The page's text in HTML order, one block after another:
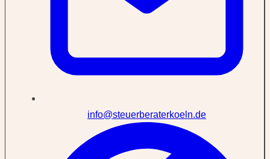
info@steuerberaterkoeln.de